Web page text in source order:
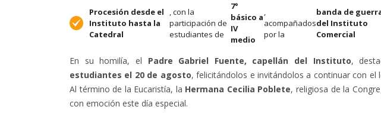
Procesión desde el
Instituto hasta la
Catedral
, con la
participación de
estudiantes de
7°
básico a
IV
medio
,
acompañados
por la
banda de
del Instituto
Comercial
En su homilía, el Padre Gabriel Fuente, capellán del Instituto,
estudiantes el 20 de agosto, felicitándolos e invitándolos a continuar con el
Al término de la Eucaristía, la Hermana Cecilia Poblete, religiosa de la
con emoción este día especial.